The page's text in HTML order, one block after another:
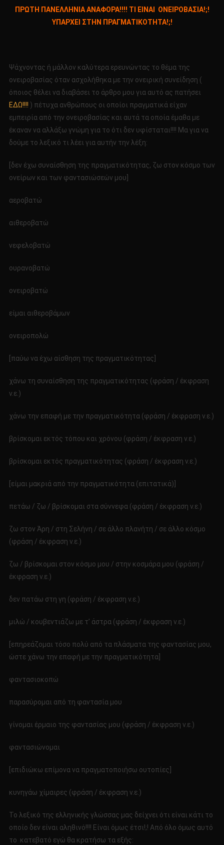
ΠΑΝΕΛΛΗΝΙΑ
ΥΠΑΡΧΕΙ
ΣΤΗΝ
ΠΡΩΤΗ ΠΑΝΕΛΛΗΝΙΑ ΑΝΑΦΟΡΑ!!!! ΤΙ ΕΙΝΑΙ ΟΝΕΙΡΟΒΑΣΙΑ!;!
ΥΠΑΡΧΕΙ ΣΤΗΝ ΠΡΑΓΜΑΤΙΚΟΤΗΤΑ!;!
Ψάχνοντας ή μάλλον καλύτερα ερευνώντας το θέμα της
ονειροβασίας όταν ασχολήθηκα με την ονειρική συνείδηση (
όποιος θέλει να διαβάσει το άρθρο μου για αυτό ας πατήσει
ΕΔΩ!!!! ) πέτυχα ανθρώπους οι οποίοι πραγματικά είχαν
εμπειρία από την ονειροβασίας και αυτά τα οποία έμαθα με
έκαναν να αλλάξω γνώμη για το ότι δεν υφίσταται!!!! Μα για να
δούμε το λεξικό τι λέει για αυτήν την λέξη:
[δεν έχω συναίσθηση της πραγματικότητας, ζω στον κόσμο των
ονείρων και των φαντασιώσεών μου]
αεροβατώ
αιθεροβατώ
νεφελοβατώ
ουρανοβατώ
ονειροβατώ
είμαι αιθεροβάμων
ονειροπολώ
[παύω να έχω αίσθηση της πραγματικότητας]
χάνω τη συναίσθηση της πραγματικότητας (φράση / έκφραση
ν.ε.)
χάνω την επαφή με την πραγματικότητα (φράση / έκφραση ν.ε.)
βρίσκομαι εκτός τόπου και χρόνου (φράση / έκφραση ν.ε.)
βρίσκομαι εκτός πραγματικότητας (φράση / έκφραση ν.ε.)
[είμαι μακριά από την πραγματικότητα (επιτατικά)]
πετάω / ζω / βρίσκομαι στα σύννεφα (φράση / έκφραση ν.ε.)
ζω στον Άρη / στη Σελήνη / σε άλλο πλανήτη / σε άλλο κόσμο
(φράση / έκφραση ν.ε.)
ζω / βρίσκομαι στον κόσμο μου / στην κοσμάρα μου (φράση /
έκφραση ν.ε.)
δεν πατάω στη γη (φράση / έκφραση ν.ε.)
μιλώ / κουβεντιάζω με τ’ άστρα (φράση / έκφραση ν.ε.)
[επηρεάζομαι τόσο πολύ από τα πλάσματα της φαντασίας μου,
ώστε χάνω την επαφή με την πραγματικότητα]
φαντασιοκοπώ
παρασύρομαι από τη φαντασία μου
γίνομαι έρμαιο της φαντασίας μου (φράση / έκφραση ν.ε.)
φαντασιώνομαι
[επιδιώκω επίμονα να πραγματοποιήσω ουτοπίες]
κυνηγάω χίμαιρες (φράση / έκφραση ν.ε.)
Το λεξικό της ελληνικής γλώσσας μας δείχνει ότι είναι κάτι το
οποίο δεν είναι αληθινό!!!! Είναι όμως έτσι!;! Από όλο όμως αυτό
το κατεβατό εγώ θα κρατήσω τα εξής: